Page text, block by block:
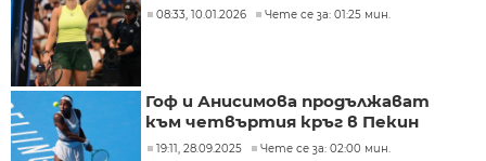
08:33, 10.01.2026 Чете се за: 01:25 мин.
Гоф и Анисимова продължават
към четвъртия кръг в Пекин
19:11, 28.09.2025 Чете се за: 02:00 мин.